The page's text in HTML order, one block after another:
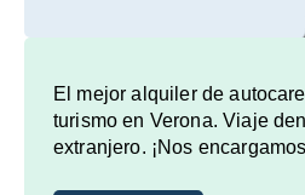
El mejor alquiler de
turismo en Verona. Viaje
extranjero. ¡Nos